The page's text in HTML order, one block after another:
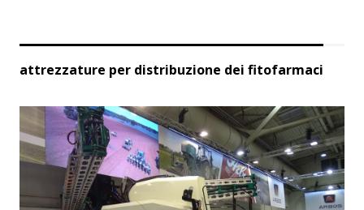
attrezzature per distribuzione dei fitofarmaci